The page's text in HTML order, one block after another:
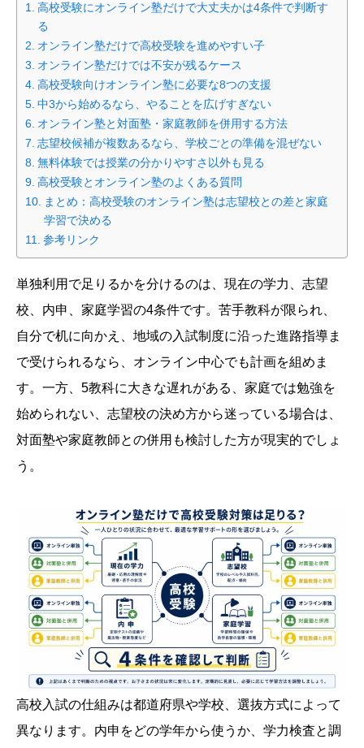
高校受験にオンライン塾だけで大丈夫かは4条件で判断す
る
オンライン塾だけで高校受験を進めやすい子
オンライン塾だけでは不安が残るケース
高校受験向けオンライン塾に必要な8つの支援
中3から始めるなら、やることを広げすぎない
オンライン塾と対面塾・家庭教師を併用する方法
志望校候補が複数あるなら、学校ごとの準備を混ぜない
無料体験では授業の分かりやすさ以外も見る
高校受験とオンライン塾のよくある質問
まとめ：高校受験のオンライン塾は志望校との差と家庭
学習で決める
参考リンク
単独利用で足りるかを分けるのは、現在の学力、志望
校、内申、家庭学習の4条件です。苦手教科が限られ、
自分で机に向かえ、地域の入試制度に沿った進路指導ま
で受けられるなら、オンライン中心でも計画を組めま
す。一方、5教科に大きな遅れがある、家庭では勉強を
始められない、志望校の決め方から迷っている場合は、
対面塾や家庭教師との併用も検討した方が現実的でしょ
う。
高校入試の仕組みは都道府県や学校、選抜方式によって
異なります。内申をどの学年から使うか、学力検査と調